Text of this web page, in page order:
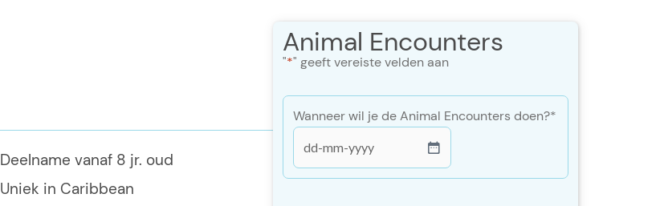
Deelname vanaf 8 jr. oud
Uniek in Caribbean
Animal Encounters
"*" geeft vereiste velden aan
Wanneer wil je de Animal Encounters doen?*
DD
dash